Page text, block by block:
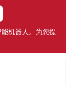
机器人。为您提